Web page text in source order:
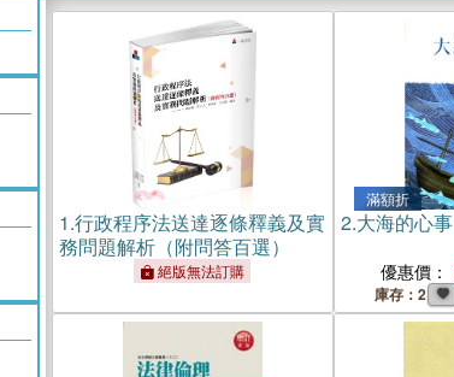
1.行政程序法送達逐條釋義及實
務問題解析（附問答百選）
絕版無法訂購
滿額折
2.大海的心事
優惠價：
庫存：2